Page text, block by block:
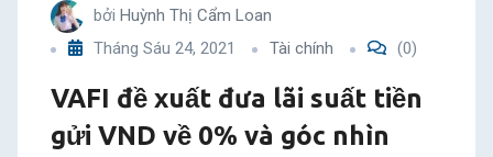
bởi Huỳnh Thị Cẩm Loan
Tháng Sáu 24, 2021
Tài chính (0)
VAFI đề xuất đưa lãi suất tiền
gửi VND về 0% và góc nhìn